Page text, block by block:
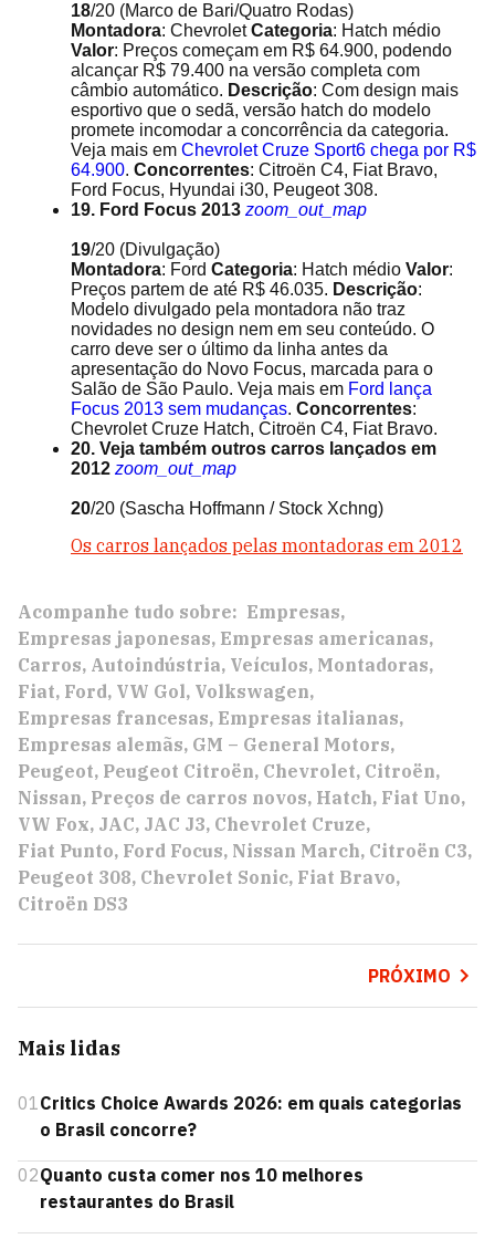
18/20 (Marco de Bari/Quatro Rodas)
Montadora: ChevroletCategoria: Hatch médio
Valor: Preços começam em R$ 64.900, podendo
alcançar R$ 79.400 na versão completa com
câmbio automático. Descrição: Com design mais
esportivo que o sedã, versão hatch do modelo
promete incomodar a concorrência da categoria.
Veja mais em Chevrolet Cruze Sport6 chega por R$
64.900. Concorrentes: Citroën C4, Fiat Bravo,
Ford Focus, Hyundai i30, Peugeot 308.
19. Ford Focus 2013 zoom_out_map
19/20 (Divulgação)
Montadora: Ford Categoria: Hatch médio Valor:
Preços partem de até R$ 46.035. Descrição:
Modelo divulgado pela montadora não traz
novidades no design nem em seu conteúdo. O
carro deve ser o último da linha antes da
apresentação do Novo Focus, marcada para o
Salão de São Paulo. Veja mais em Ford lança
Focus 2013 sem mudanças. Concorrentes:
Chevrolet Cruze Hatch, Citroën C4, Fiat Bravo.
20. Veja também outros carros lançados em
2012 zoom_out_map
20/20 (Sascha Hoffmann / Stock Xchng)
Os carros lançados pelas montadoras em 2012
Acompanhe tudo sobre: Empresas
Empresas japonesas Empresas americanas
Carros Autoindústria Veículos Montadoras
Fiat Ford VW Gol Volkswagen
Empresas francesas Empresas italianas
Empresas alemãs GM – General Motors
Peugeot Peugeot Citroën Chevrolet Citroën
Nissan Preços de carros novos Hatch Fiat Uno
VW Fox JAC JAC J3 Chevrolet Cruze
Fiat Punto Ford Focus Nissan March Citroën C3
Peugeot 308 Chevrolet Sonic Fiat Bravo
Citroën DS3
PRÓXIMO
Mais lidas
01Critics Choice Awards 2026: em quais categorias
o Brasil concorre?
02Quanto custa comer nos 10 melhores
restaurantes do Brasil